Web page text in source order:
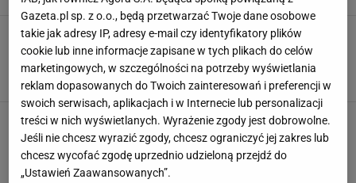
Pancakes - przepis na obłędne amerykańskie
naleśniki. Zamień mleko na inny składnik, a
będą puszyste
NEWS PANCAKE PANCAKES
Pancakes z mąki orkiszowej. Przepis na
puszyste naleśniki z syropem klonowym.
Proste, a zachwycają
NALEŚNIKI NEWS
Gazeta.pl sp. z o.o., będą przetwarzać Twoje dane osobowe
takie jak adresy IP, adresy e-mail czy identyfikatory plików
cookie lub inne informacje zapisane w tych plikach do celów
marketingowych, w szczególności na potrzeby wyświetlania
reklam dopasowanych do Twoich zainteresowań i preferencji w
swoich serwisach, aplikacjach i w Internecie lub personalizacji
treści w nich wyświetlanych. Wyrażenie zgody jest dobrowolne.
Jeśli nie chcesz wyrazić zgody, chcesz ograniczyć jej zakres lub
chcesz wycofać zgodę uprzednio udzieloną przejdź do
„Ustawień Zaawansowanych”.